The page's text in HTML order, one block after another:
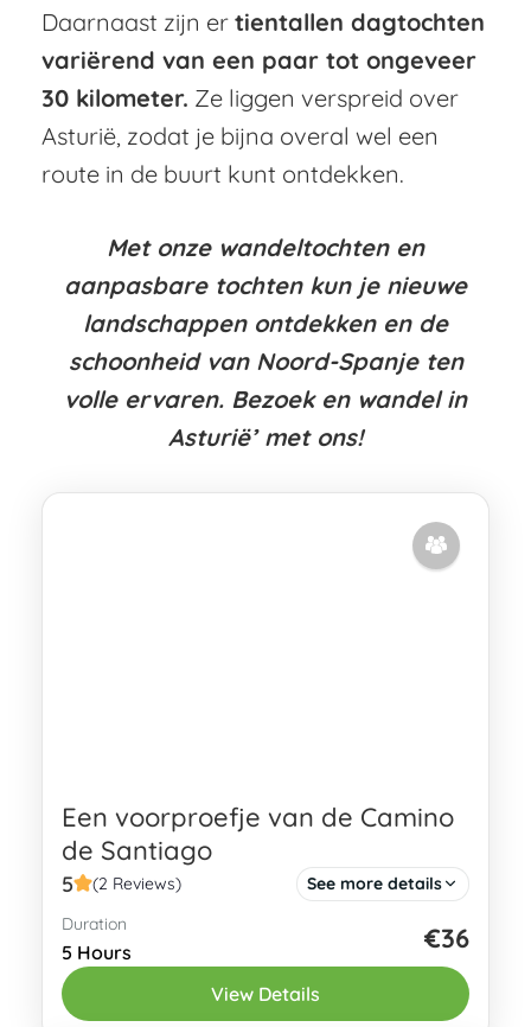
Daarnaast zijn er tientallen dagtochten
variërend van een paar tot ongeveer
30 kilometer. Ze liggen verspreid over
Asturië, zodat je bijna overal wel een
route in de buurt kunt ontdekken.
Met onze wandeltochten en
aanpasbare tochten kun je nieuwe
landschappen ontdekken en de
schoonheid van Noord-Spanje ten
volle ervaren. Bezoek en wandel in
Asturië’ met ons!
Een voorproefje van de Camino
de Santiago
5 (2 Reviews) See more details
Heb je gehoord over de Camino de
Santiago en heb je zelfs overwogen om
een van de routes te lopen (ja, er zijn
Duration
5 Hours €36
View Details